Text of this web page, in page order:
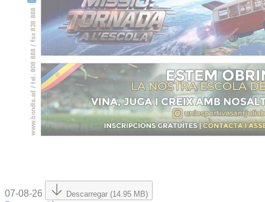
07-08-26 Descarregar (14.95 MB)